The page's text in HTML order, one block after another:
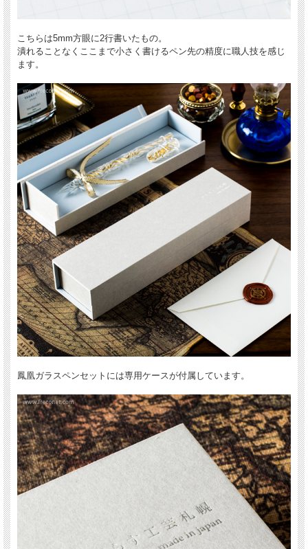
こちらは5mm方眼に2行書いたもの。
潰れることなくここまで小さく書けるペン先の精度に職人技を感じ
ます。
鳳凰ガラスペンセットには専用ケースが付属しています。